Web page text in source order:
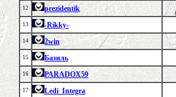
12 prezidentik
13
-Rikky-
14 2win
15 Базиль
16 PARADOX59
17 Ledi_Integra